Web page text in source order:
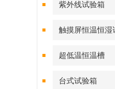
紫外线试验箱
触摸屏恒温恒湿
超低温恒温槽
台式试验箱